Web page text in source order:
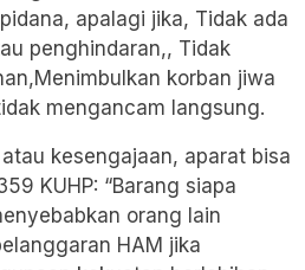
apalagi jika, Tidak ada
penghindaran,, Tidak
korban jiwa
mengancam langsung.
kesengajaan, aparat bisa
KUHP: “Barang siapa
orang lain
HAM jika